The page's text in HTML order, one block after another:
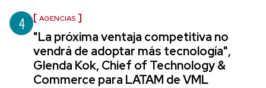
4 AGENCIAS
"La próxima ventaja competitiva no
vendrá de adoptar más tecnología",
Glenda Kok, Chief of Technology &
Commerce para LATAM de VML